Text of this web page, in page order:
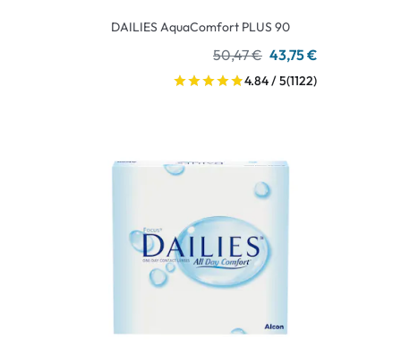
DAILIES AquaComfort PLUS 90
50,47 € 43,75 €
4.84 / 5(1122)